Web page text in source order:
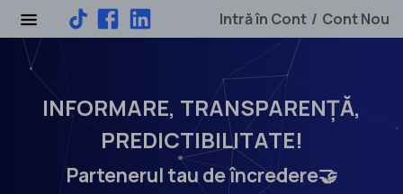
Intră în Cont / Cont Nou
INFORMARE, TRANSPARENȚĂ,
PREDICTIBILITATE!
Partenerul tau de încredere🤝